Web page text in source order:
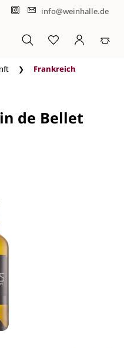
info@weinhalle.de
Frankreich
de Bellet